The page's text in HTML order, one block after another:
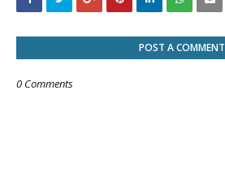
POST A COMMENT
0 Comments